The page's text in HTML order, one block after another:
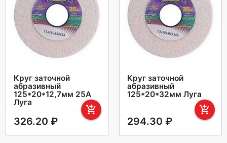
Круг заточной
абразивный
125*20*12,7мм 25А
Луга
add_shopping_cart
326.20 ₽
Круг заточной
абразивный
125*20*32мм Луга
add_shopping_cart
294.30 ₽